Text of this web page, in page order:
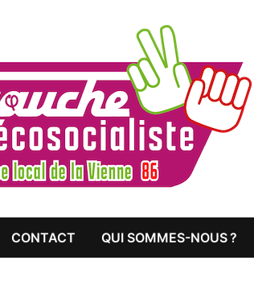
CONTACT QUI SOMMES-NOUS ?